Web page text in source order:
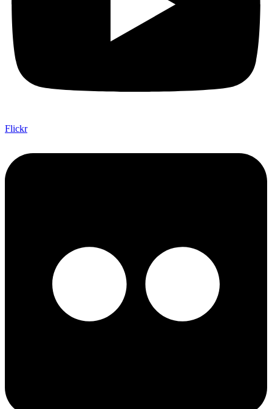
Flickr